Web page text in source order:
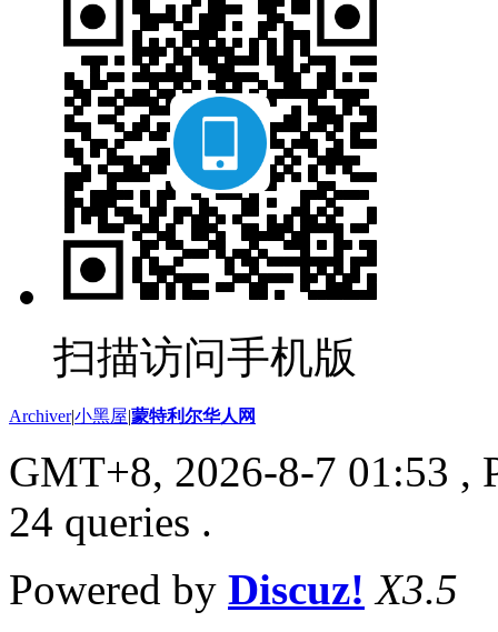
扫描访问手机版
Archiver|小黑屋|蒙特利尔华人网
GMT+8, 2026-8-7 01:53 ,
24 queries .
Powered by Discuz! X3.5